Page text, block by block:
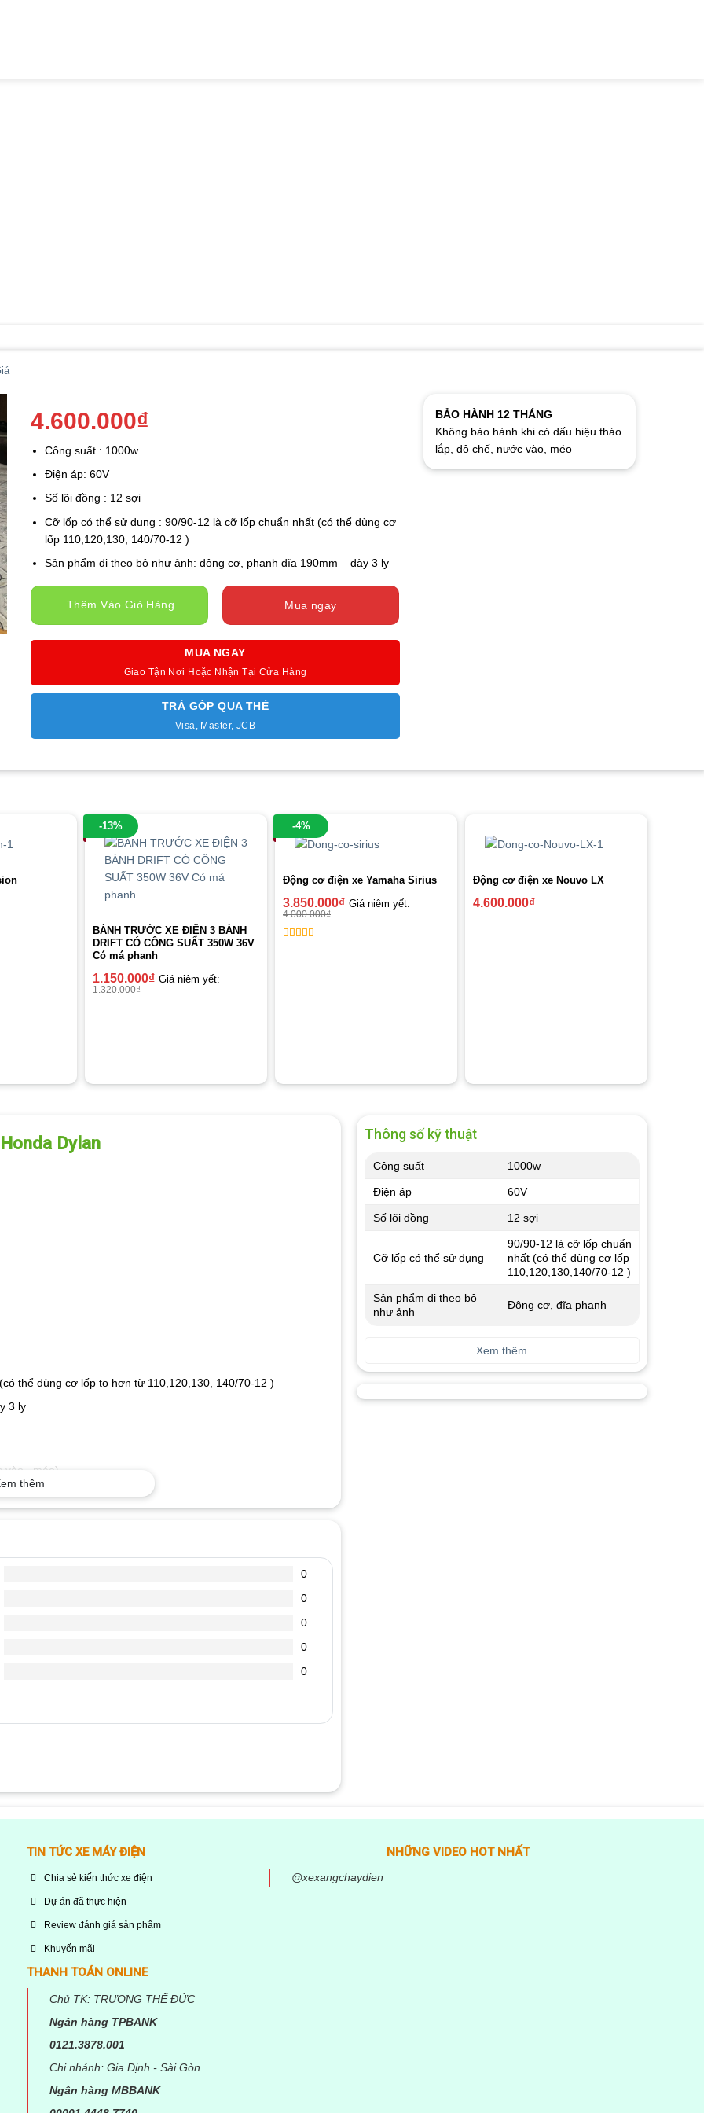
4.600.000₫
Công suất : 1000w
Điện áp: 60V
Số lõi đồng : 12 sợi
Cỡ lốp có thể sử dụng : 90/90-12 là cỡ lốp chuẩn nhất (có thể dùng cơ
lốp 110,120,130, 140/70-12 )
Sản phẩm đi theo bộ như ảnh: động cơ, phanh đĩa 190mm – dày 3 ly
Thêm Vào Giỏ Hàng Mua ngay
MUA NGAY
Giao Tận Nơi Hoặc Nhận Tại Cửa Hàng
TRẢ GÓP QUA THẺ
Visa, Master, JCB
BẢO HÀNH 12 THÁNG
Không bảo hành khi có dấu hiệu tháo
lắp, độ chế, nước vào, méo
-13%
BÁNH TRƯỚC XE ĐIỆN 3 BÁNH
DRIFT CÓ CÔNG SUẤT 350W 36V
Có má phanh
1.150.000₫ Giá niêm yết:
1.320.000₫
-4%
Động cơ điện xe Yamaha Sirius
3.850.000₫ Giá niêm yết:
4.000.000₫
Động cơ điện xe Nouvo LX
4.600.000₫
Dylan
thể dùng cơ lốp to hơn từ 110,120,130, 140/70-12 )
3 ly
vào , méo)
Hồ Chí Minh
12, Tp. Hồ Chí Minh
thêm
0
0
0
0
0
cơ điện xe Honda Dylan”
5 trên 5 sao
Thông số kỹ thuật
Công suất 1000w
Điện áp 60V
Số lõi đồng 12 sợi
Cỡ lốp có thể sử dụng
90/90-12 là cỡ lốp chuẩn
nhất (có thể dùng cơ lốp
110,120,130,140/70-12 )
Sản phẩm đi theo bộ
như ảnh
Động cơ, đĩa phanh
Xem thêm
TIN TỨC XE MÁY ĐIỆN
Chia sẻ kiến thức xe điện
Dự án đã thực hiện
Review đánh giá sản phẩm
Khuyến mãi
THANH TOÁN ONLINE
Chủ TK: TRƯƠNG THẾ ĐỨC
Ngân hàng TPBANK
0121.3878.001
Chi nhánh: Gia Định - Sài Gòn
Ngân hàng MBBANK
NHỮNG VIDEO HOT NHẤT
@xexangchaydien